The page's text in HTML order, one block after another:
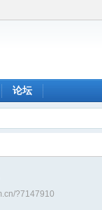
论坛
?7147910